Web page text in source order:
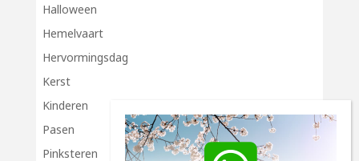
Halloween
Hemelvaart
Hervormingsdag
Kerst
Kinderen
Pasen
Pinksteren